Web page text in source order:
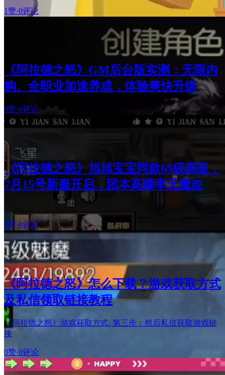
1赞·0评论
《阿拉德之怒》GM后台版实测：无限内
购、全职业加速养成，体验爽快升级
0赞·0评论
《阿拉德之怒》旭旭宝宝同款65级原版，
7月15号新服开启，团本高爆率无魔改
-
0赞·0评论
《阿拉德之怒》怎么下载？游戏获取方式
及私信领取链接教程
《阿拉德之怒》游戏获取方式: 第三步：然后私信获取游戏链
接
0赞·0评论